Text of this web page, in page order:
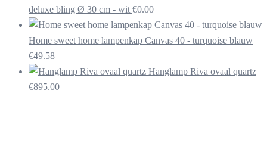
deluxe bling Ø 30 cm - wit €0.00
Home sweet home lampenkap Canvas 40 - turquoise blauw
€49.58
Hanglamp Riva ovaal quartz
€895.00